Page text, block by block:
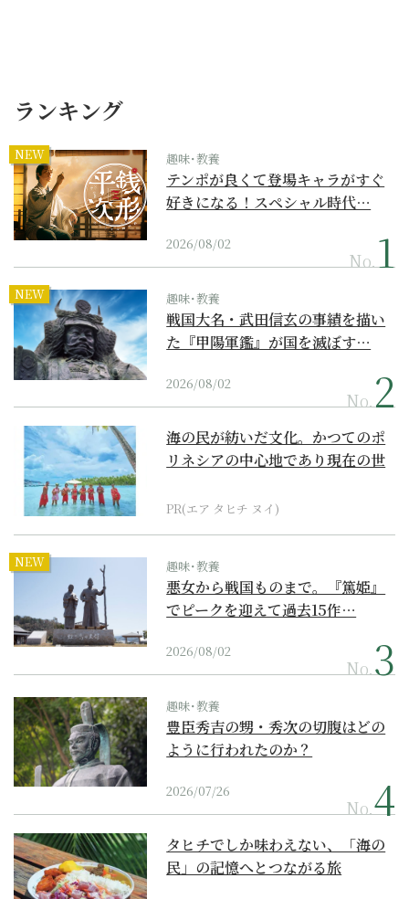
ランキング
NEW 趣味･教養
テンポが良くて登場キャラがすぐ
好きになる！スペシャル時代…
2026/08/02
No.
NEW 趣味･教養
戦国大名・武田信玄の事績を描い
た『甲陽軍鑑』が国を滅ぼす…
2026/08/02
No.
海の民が紡いだ文化。かつてのポ
リネシアの中心地であり現在の世
PR(エア タヒチ ヌイ)
NEW 趣味･教養
悪女から戦国ものまで。『篤姫』
でピークを迎えて過去15作…
2026/08/02
No.
趣味･教養
豊臣秀吉の甥・秀次の切腹はどの
ように行われたのか？
2026/07/26
No.
タヒチでしか味わえない、「海の
民」の記憶へとつながる旅